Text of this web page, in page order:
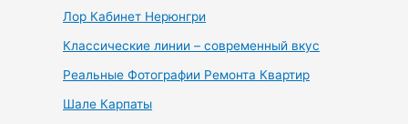
Лор Кабинет Нерюнгри
Классические линии – современный вкус
Реальные Фотографии Ремонта Квартир
Шале Карпаты